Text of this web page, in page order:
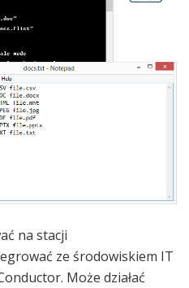
na stacji
ze środowiskiem IT
Może działać